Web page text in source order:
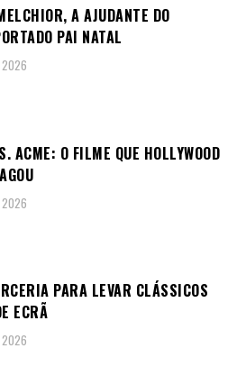
A AJUDANTE DO
PAI NATAL
2026
ACME: O FILME QUE HOLLYWOOD
2026
PARA LEVAR CLÁSSICOS
ECRÃ
2026